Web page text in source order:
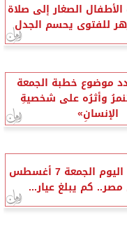
الصغار إلى صلاة
للفتوى يحسم الجدل
موضوع خطبة الجمعة
وأثرُه على شخصيةِ
الإنسانِ»
أسعار الذهب اليوم الجمعة 7 أغسطس